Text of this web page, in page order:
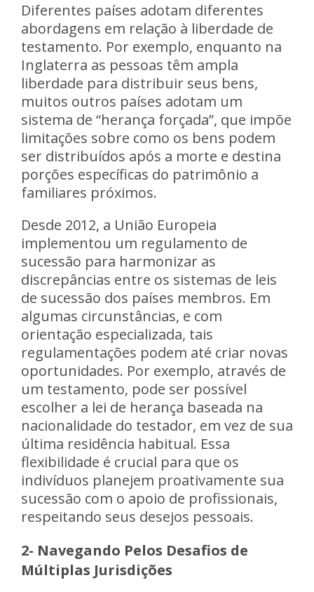
Diferentes países adotam diferentes
abordagens em relação à liberdade de
testamento. Por exemplo, enquanto na
Inglaterra as pessoas têm ampla
liberdade para distribuir seus bens,
muitos outros países adotam um
sistema de “herança forçada”, que impõe
limitações sobre como os bens podem
ser distribuídos após a morte e destina
porções específicas do patrimônio a
familiares próximos.
Desde 2012, a União Europeia
implementou um regulamento de
sucessão para harmonizar as
discrepâncias entre os sistemas de leis
de sucessão dos países membros. Em
algumas circunstâncias, e com
orientação especializada, tais
regulamentações podem até criar novas
oportunidades. Por exemplo, através de
um testamento, pode ser possível
escolher a lei de herança baseada na
nacionalidade do testador, em vez de sua
última residência habitual. Essa
flexibilidade é crucial para que os
indivíduos planejem proativamente sua
sucessão com o apoio de profissionais,
respeitando seus desejos pessoais.
2- Navegando Pelos Desafios de
Múltiplas Jurisdições